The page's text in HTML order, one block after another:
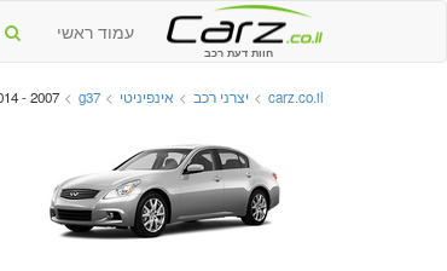
חוות דעת רכב
עמוד ראשי
carz.co.il
> יצרני רכב > אינפיניטי >
g37
> 2007 - 2014 - סקירה מקיפה